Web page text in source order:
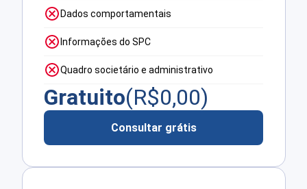
Dados comportamentais
Informações do SPC
Quadro societário e administrativo
Gratuito(R$0,00)
Consultar grátis